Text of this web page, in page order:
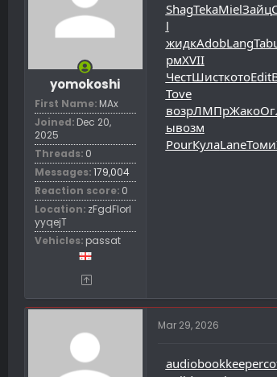
yomokoshi
First Name MAx
Joined Dec 20,
2025
Threads 0
Messages 179,004
Reaction score 0
Location zFgdFIorl
yyqejT
Vehicles passat
ShagTekaMielЗайц
l
жидкAdobLang
рмXVII
ЧестШисткотоEdit
Tove
возрЛМПрЖако
ывозм
PourКулаLaneТоми
Mar 29, 2026
audiobookkeeper